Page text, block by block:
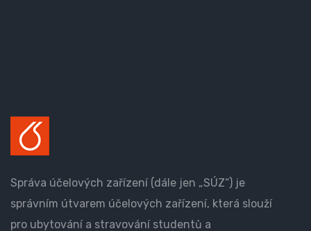
Správa účelových zařízení (dále jen „SÚZ“) je
správním útvarem účelových zařízení, která slouží
pro ubytování a stravování studentů a